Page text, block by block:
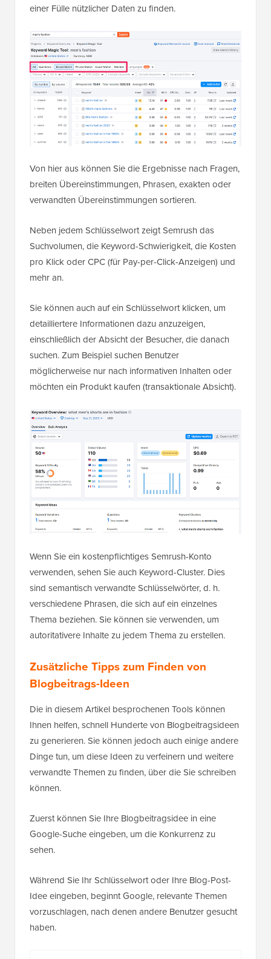
einer Fülle nützlicher Daten zu finden.
Von hier aus können Sie die Ergebnisse nach Fragen,
breiten Übereinstimmungen, Phrasen, exakten oder
verwandten Übereinstimmungen sortieren.
Neben jedem Schlüsselwort zeigt Semrush das
Suchvolumen, die Keyword-Schwierigkeit, die Kosten
pro Klick oder CPC (für Pay-per-Click-Anzeigen) und
mehr an.
Sie können auch auf ein Schlüsselwort klicken, um
detailliertere Informationen dazu anzuzeigen,
einschließlich der Absicht der Besucher, die danach
suchen. Zum Beispiel suchen Benutzer
möglicherweise nur nach informativen Inhalten oder
möchten ein Produkt kaufen (transaktionale Absicht).
Wenn Sie ein kostenpflichtiges Semrush-Konto
verwenden, sehen Sie auch Keyword-Cluster. Dies
sind semantisch verwandte Schlüsselwörter, d. h.
verschiedene Phrasen, die sich auf ein einzelnes
Thema beziehen. Sie können sie verwenden, um
autoritativere Inhalte zu jedem Thema zu erstellen.
Zusätzliche Tipps zum Finden von
Blogbeitrags-Ideen
Die in diesem Artikel besprochenen Tools können
Ihnen helfen, schnell Hunderte von Blogbeitragsideen
zu generieren. Sie können jedoch auch einige andere
Dinge tun, um diese Ideen zu verfeinern und weitere
verwandte Themen zu finden, über die Sie schreiben
können.
Zuerst können Sie Ihre Blogbeitragsidee in eine
Google-Suche eingeben, um die Konkurrenz zu
sehen.
Während Sie Ihr Schlüsselwort oder Ihre Blog-Post-
Idee eingeben, beginnt Google, relevante Themen
vorzuschlagen, nach denen andere Benutzer gesucht
haben.